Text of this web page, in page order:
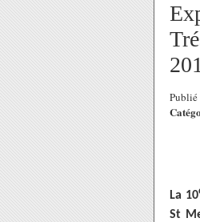
Publié
La 10
St